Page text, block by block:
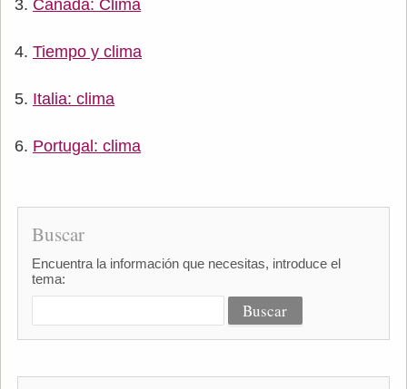
Canadá: Clima
Tiempo y clima
Italia: clima
Portugal: clima
Buscar
Encuentra la información que necesitas, introduce el
tema: